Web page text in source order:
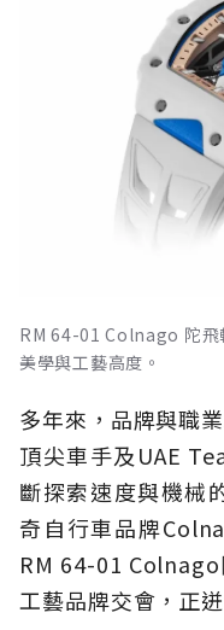
RM 64-01 Colnago 陀飛
美學與工藝高度。
多年來，品牌與職
頂尖車手及UAE
斷探索速度與機械
奇自行車品牌
RM 64-01
工藝品牌交會，正